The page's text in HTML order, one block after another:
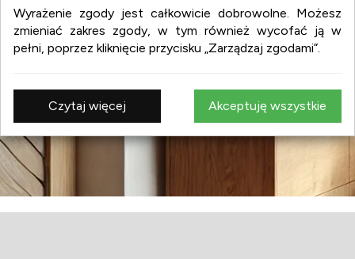
Wyrażenie zgody jest całkowicie dobrowolne. Możesz
zmieniać zakres zgody, w tym również wycofać ją w
pełni, poprzez kliknięcie przycisku „Zarządzaj zgodami”.
Czytaj więcej Akceptuję wszystkie
:aranżacja wnętrz
projekty wnętrz
:design